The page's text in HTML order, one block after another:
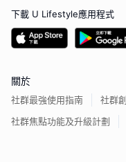
下載 U Lifestyle應用程式
關於
社群最強使用指南
社群
社群焦點功能及升級計劃